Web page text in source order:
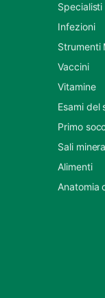
Specialisti
Infezioni
Strumenti
Vaccini
Vitamine
Esami del
Primo
Sali
Alimenti
Anatomia